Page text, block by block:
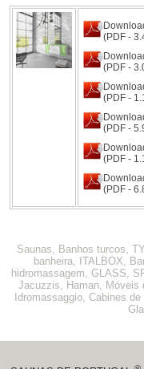
(PDF -
(PDF -
(PDF -
(PDF -
(PDF -
(PDF -
Saunas, Banhos turcos,
banheira, ITALBOX,
hidromassagem, GLASS,
Jacuzzis, Haman, Móveis
Idromassaggio, Cabines